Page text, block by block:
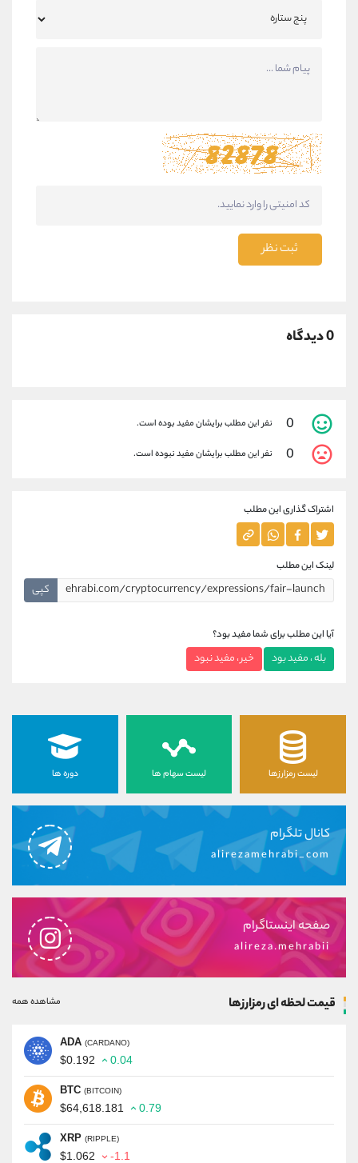
ثبت نظر
0 دیدگاه
0 نفر این مطلب برایشان مفید بوده است.
0 نفر این مطلب برایشان مفید نبوده است.
اشتراک گذاری این مطلب
لینک این مطلب
کپی
آیا این مطلب برای شما مفید بود؟
بله ، مفید بود خیر ، مفید نبود
لیست رمزارزها لیست سهام ها دوره ها
کانال تلگرام
alirezamehrabi_com
صفحه اینستاگرام
alireza.mehrabii
قیمت لحظه ای رمزارزها مشاهده همه
ADA (CARDANO)
$0.192 0.04
BTC (BITCOIN)
$64,618.181 0.79
XRP (RIPPLE)
$1.062 -1.1